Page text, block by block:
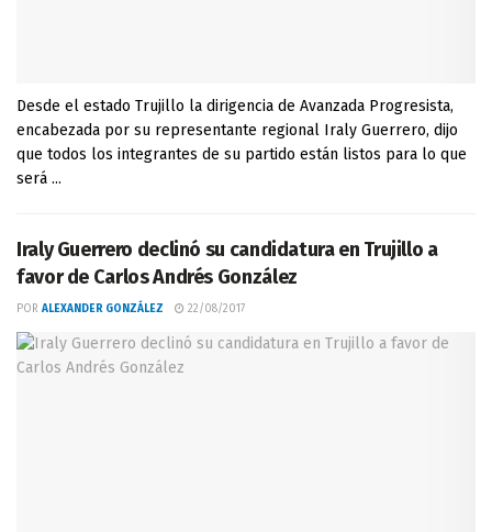
Desde el estado Trujillo la dirigencia de Avanzada Progresista,
encabezada por su representante regional Iraly Guerrero, dijo
que todos los integrantes de su partido están listos para lo que
será ...
Iraly Guerrero declinó su candidatura en Trujillo a
favor de Carlos Andrés González
POR ALEXANDER GONZÁLEZ 22/08/2017